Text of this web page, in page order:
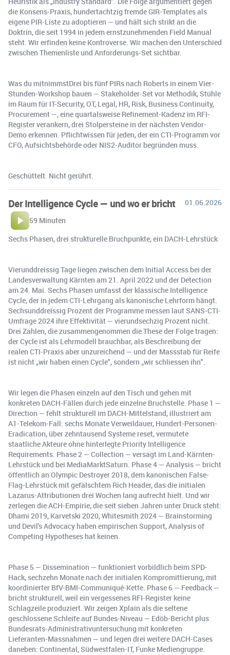
die Konsens-Praxis, hundertachtzig fremde GIR-Templates als
eigene PIR-Liste zu adoptieren — und hält sich strikt an die
Doktrin, die seit 1994 in jedem ernstzunehmenden Field Manual
steht. Wir erfinden keine Kontroverse. Wir machen den Unterschied
zwischen Themenliste und Anforderungs-Set sichtbar.
Was du mitnimmstDrei bis fünf PIRs nach Roberts in einem Vier-
Stunden-Workshop bauen — Stakeholder-Set vor Methodik, Stühle
im Raum für IT-Security, OT, Legal, HR, Risk, Business Continuity,
Procurement —, eine quartalsweise Refinement-Kadenz im RFI-
Register verankern, drei Stolpersteine in der nächsten Vendor-
Demo erkennen. Pflichtwissen für jeden, der ein CTI-Programm vor
CFO, Aufsichtsbehörde oder NIS2-Auditor begründen muss.
Geschüttelt. Nicht gerührt.
Der Intelligence Cycle — und wo er bricht
01.06.2026
59 Minuten
Sechs Phasen, drei strukturelle Bruchpunkte, ein DACH-Lehrstück
Vierunddreissig Tage liegen zwischen dem Initial Access bei der
Landesverwaltung Kärnten am 21. April 2022 und der Detection
am 24. Mai. Sechs Phasen umfasst der klassische Intelligence
Cycle, der in jedem CTI-Lehrgang als kanonische Lehrform hängt.
Sechsunddreissig Prozent der Programme messen laut SANS-CTI-
Umfrage 2024 ihre Effektivität — vierundsechzig Prozent nicht.
Drei Zahlen, die zusammengenommen die These der Folge tragen:
der Cycle ist als Lehrmodell brauchbar, als Beschreibung der
realen CTI-Praxis aber unzureichend — und der Massstab für Reife
ist nicht „wir haben einen Cycle", sondern „wir schliessen ihn".
Wir legen die Phasen einzeln auf den Tisch und gehen mit
konkreten DACH-Fällen durch jede einzelne Bruchstelle. Phase 1 —
Direction — fehlt strukturell im DACH-Mittelstand, illustriert am
A1-Telekom-Fall: sechs Monate Verweildauer, Hundert-Personen-
Eradication, über zehntausend Systeme reset, vermutete
staatliche Akteure ohne hinterlegte Priority Intelligence
Requirements. Phase 2 — Collection — versagt im Land-Kärnten-
Lehrstück und bei MediaMarktSaturn. Phase 4 — Analysis — bricht
öffentlich an Olympic Destroyer 2018, dem kanonischen False-
Flag-Lehrstück mit gefälschtem Rich Header, das die initialen
Lazarus-Attributionen drei Wochen lang aufrecht hielt. Und wir
zerlegen die ACH-Empirie, die seit sieben Jahren unter Druck steht:
Dhami 2019, Karvetski 2020, Whitesmith 2024 — Brainstorming
und Devil's Advocacy haben empirischen Support, Analysis of
Competing Hypotheses hat keinen.
Phase 5 — Dissemination — funktioniert vorbildlich beim SPD-
Hack, sechzehn Monate nach der initialen Kompromittierung, mit
koordinierter BfV-BMI-Communiqué-Kette. Phase 6 — Feedback —
bricht strukturell, weil ein vergessenes RFI-Register keine
Schlagzeile produziert. Wir zeigen Xplain als die seltene
geschlossene Schleife auf Bundes-Niveau — Edöb-Bericht plus
Bundesrats-Administrativuntersuchung mit konkreten
Lieferanten-Massnahmen — und legen drei weitere DACH-Cases
daneben: Continental, Südwestfalen-IT, Funke Mediengruppe.